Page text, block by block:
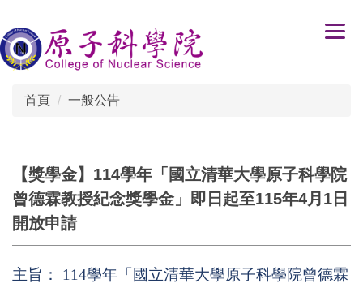
到
主
要
首頁 一般公告
【獎學金】114學年「國立清華大學原子科學院
曾德霖教授紀念獎學金」即日起至115年4月1日
開放申請
主旨： 114學年「國立清華大學原子科學院曾德霖